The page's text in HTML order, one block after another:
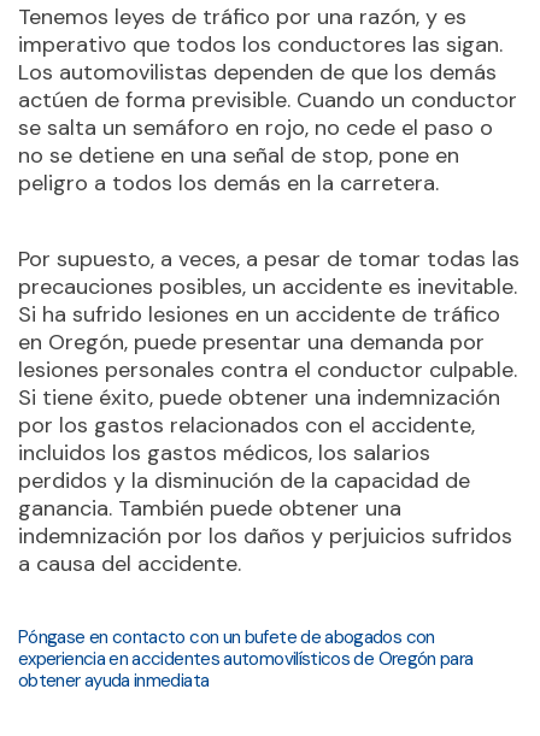
Tenemos leyes de tráfico por una razón, y es
imperativo que todos los conductores las sigan.
Los automovilistas dependen de que los demás
actúen de forma previsible. Cuando un conductor
se salta un semáforo en rojo, no cede el paso o
no se detiene en una señal de stop, pone en
peligro a todos los demás en la carretera.
Por supuesto, a veces, a pesar de tomar todas las
precauciones posibles, un accidente es inevitable.
Si ha sufrido lesiones en un accidente de tráfico
en Oregón, puede presentar una demanda por
lesiones personales contra el conductor culpable.
Si tiene éxito, puede obtener una indemnización
por los gastos relacionados con el accidente,
incluidos los gastos médicos, los salarios
perdidos y la disminución de la capacidad de
ganancia. También puede obtener una
indemnización por los daños y perjuicios sufridos
a causa del accidente.
Póngase en contacto con un bufete de abogados con
experiencia en accidentes automovilísticos de Oregón para
obtener ayuda inmediata